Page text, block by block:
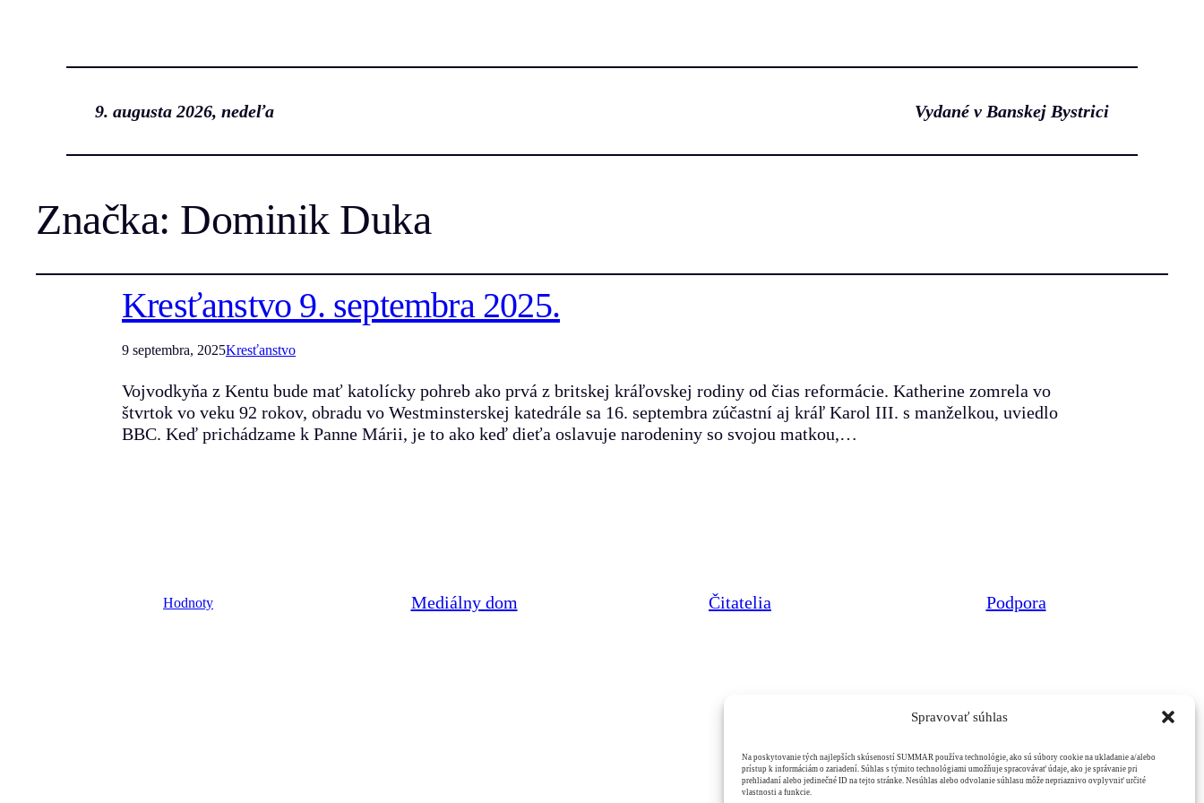
Spravovať súhlas
Na poskytovanie tých najlepších skúseností SUMMAR používa technológie, ako sú súbory cookie na ukladanie a/alebo
prístup k informáciám o zariadení. Súhlas s týmito technológiami umožňuje spracovávať údaje, ako je správanie pri
prehliadaní alebo jedinečné ID na tejto stránke. Nesúhlas alebo odvolanie súhlasu môže nepriaznivo ovplyvniť určité
vlastnosti a funkcie.
9. augusta 2026, nedeľa Vydané v Banskej Bystrici
Značka: Dominik Duka
Kresťanstvo 9. septembra 2025.
9 septembra, 2025Kresťanstvo
Vojvodkyňa z Kentu bude mať katolícky pohreb ako prvá z britskej kráľovskej rodiny od čias reformácie. Katherine zomrela vo
štvrtok vo veku 92 rokov, obradu vo Westminsterskej katedrále sa 16. septembra zúčastní aj kráľ Karol III. s manželkou, uviedlo
BBC. Keď prichádzame k Panne Márii, je to ako keď dieťa oslavuje narodeniny so svojou matkou,…
Hodnoty Mediálny dom Čitatelia Podpora